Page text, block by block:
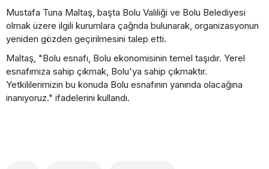
Mustafa Tuna Maltaş, başta Bolu Valiliği ve Bolu Belediyesi
olmak üzere ilgili kurumlara çağrıda bulunarak, organizasyonun
yeniden gözden geçirilmesini talep etti.
Maltaş, "Bolu esnafı, Bolu ekonomisinin temel taşıdır. Yerel
esnafımıza sahip çıkmak, Bolu'ya sahip çıkmaktır.
Yetkililerimizin bu konuda Bolu esnafının yanında olacağına
inanıyoruz." ifadelerini kullandı.